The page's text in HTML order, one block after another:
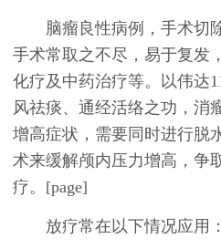
脑瘤良性病例，手术切除
手术常取之不尽，易于复发
化疗及中药治疗等。以伟达
风祛痰、通经活络之功，消
增高症状，需要同时进行脱
术来缓解颅内压力增高，争
疗。[page]
放疗常在以下情况应用：